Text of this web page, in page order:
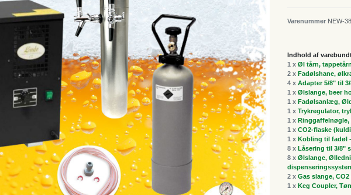
Varenummer NEW-
Indhold af
1 x Øl tårn,
2 x Fadølshane,
4 x Adapter 5/8" til
1 x Ølslange, beer
1 x Fadølsanlæg,
1 x Trykregulator,
1 x
1 x CO2-flaske
1 x Kobling til fadøl
8 x Låsering til 3/8"
8 x Ølslange,
2 x Gas slange,
1 x Keg Coupler,